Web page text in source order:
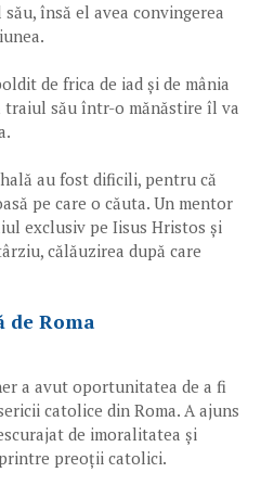
însă el avea convingerea
de frica de iad și de mânia
traiul său într-o mănăstire îl va
au fost dificili, pentru că
pe care o căuta. Un mentor
exclusiv pe Iisus Hristos și
călăuzirea după care
de Roma
a avut oportunitatea de a fi
catolice din Roma. A ajuns
de imoralitatea și
preoții catolici.